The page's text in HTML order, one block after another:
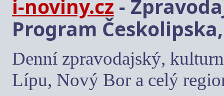
i-noviny.cz -
Program
Denní zpravodajský,
Lípu, Nový Bor a celý